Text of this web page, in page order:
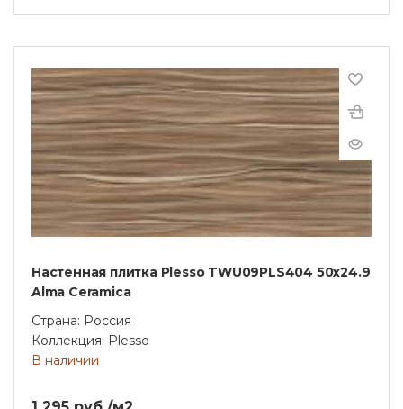
Настенная плитка Plesso TWU09PLS404 50х24.9
Alma Ceramica
Страна: Россия
Коллекция: Plesso
В наличии